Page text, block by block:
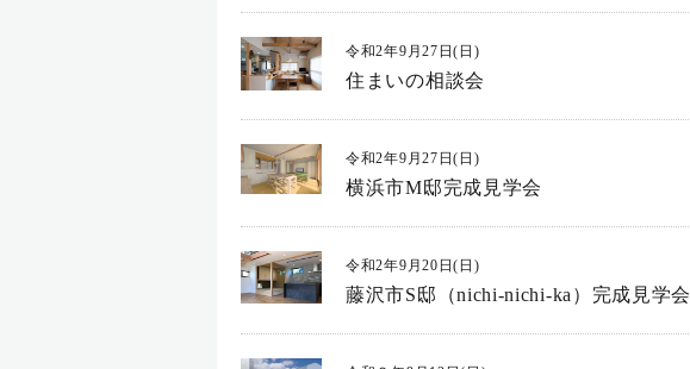
令和2年9月27日(日)
住まいの相談会
令和2年9月27日(日)
横浜市M邸完成見学会
令和2年9月20日(日)
藤沢市S邸（nichi-nichi-ka）完成見学会